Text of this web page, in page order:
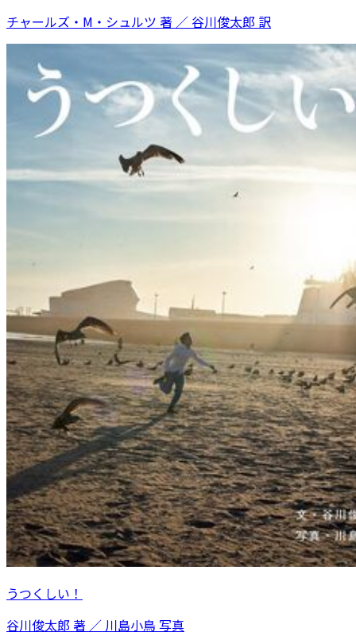
チャールズ・M・シュルツ 著 ／ 谷川俊太郎 訳
うつくしい！
谷川俊太郎 著 ／ 川島小鳥 写真